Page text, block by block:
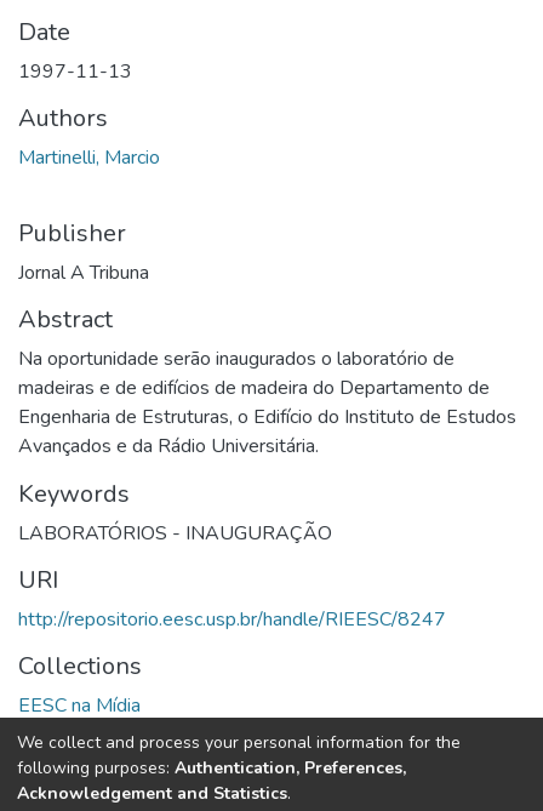
Date
1997-11-13
Authors
Martinelli, Marcio
Publisher
Jornal A Tribuna
Abstract
Na oportunidade serão inaugurados o laboratório de
madeiras e de edifícios de madeira do Departamento de
Engenharia de Estruturas, o Edifício do Instituto de Estudos
Avançados e da Rádio Universitária.
Keywords
LABORATÓRIOS - INAUGURAÇÃO
URI
http://repositorio.eesc.usp.br/handle/RIEESC/8247
Collections
EESC na Mídia
Full item page
We collect and process your personal information for the
following purposes: Authentication, Preferences,
Acknowledgement and Statistics.